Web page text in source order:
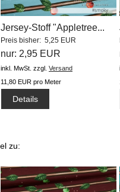
Jersey-Stoff "Appletree...
Preis bisher: 5,25 EUR
nur: 2,95 EUR
inkl. MwSt. zzgl. Versand
11,80 EUR pro Meter
Details
zu: